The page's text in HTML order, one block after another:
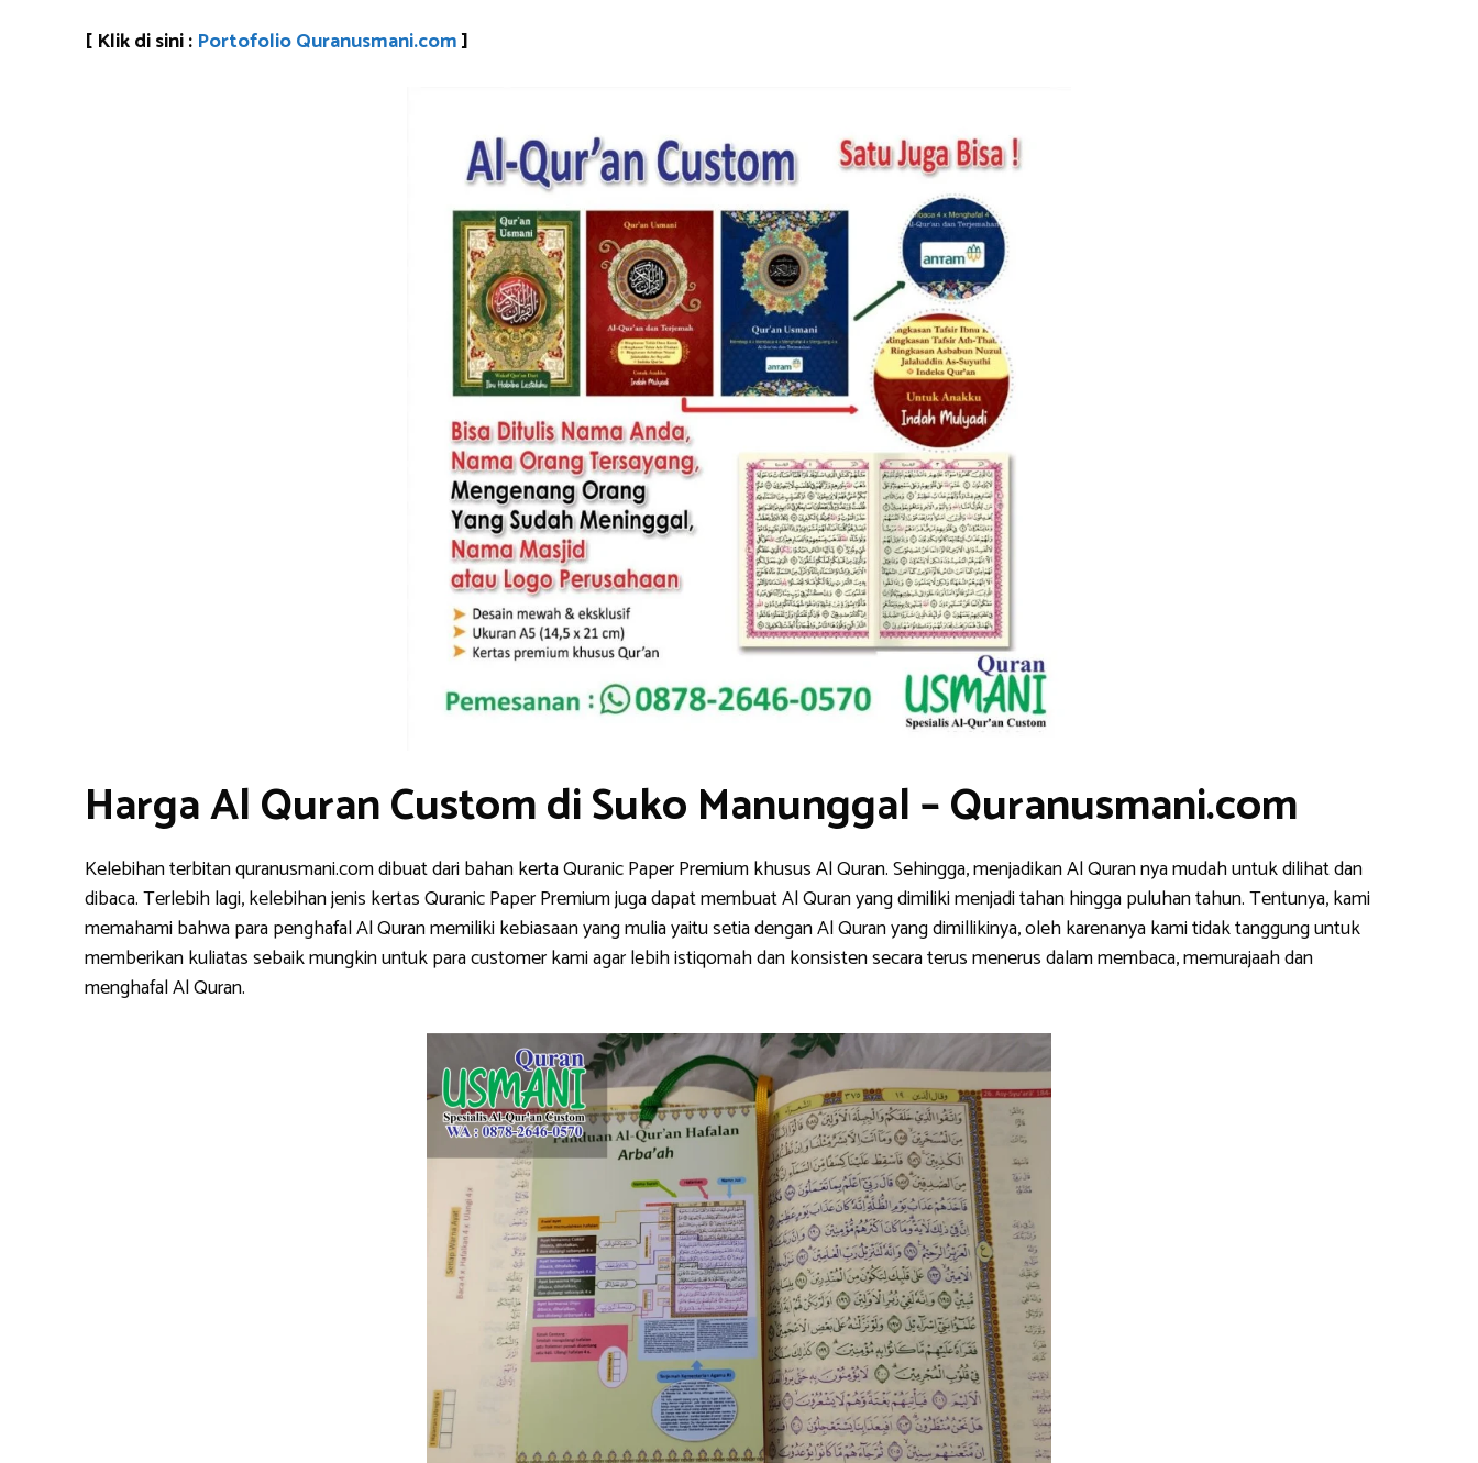
[ Klik di sini : Portofolio Quranusmani.com]
Harga Al Quran Custom di Suko Manunggal – Quranusmani.com
Kelebihan terbitan quranusmani.com dibuat dari bahan kerta Quranic Paper Premium khusus Al Quran. Sehingga, menjadikan Al Quran nya mudah untuk dilihat dan
dibaca. Terlebih lagi, kelebihan jenis kertas Quranic Paper Premium juga dapat membuat Al Quran yang dimiliki menjadi tahan hingga puluhan tahun. Tentunya, kami
memahami bahwa para penghafal Al Quran memiliki kebiasaan yang mulia yaitu setia dengan Al Quran yang dimillikinya, oleh karenanya kami tidak tanggung untuk
memberikan kuliatas sebaik mungkin untuk para customer kami agar lebih istiqomah dan konsisten secara terus menerus dalam membaca, memurajaah dan
menghafal Al Quran.